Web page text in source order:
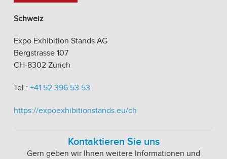
Schweiz
Expo Exhibition Stands AG
Bergstrasse 107
CH-8302 Zürich
Tel.: +41 52 396 53 53
https://expoexhibitionstands.eu/ch
Kontaktieren Sie uns
Gern geben wir Ihnen weitere Informationen und